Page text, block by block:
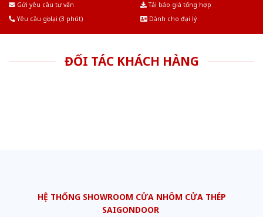
Gửi yêu cầu tư vấn
Tải báo giá tổng hợp
Yêu cầu gọi lại (3 phút)
Dành cho đại lý
ĐỐI TÁC KHÁCH HÀNG
HỆ THỐNG SHOWROOM CỬA NHÔM CỬA THÉP
SAIGONDOOR